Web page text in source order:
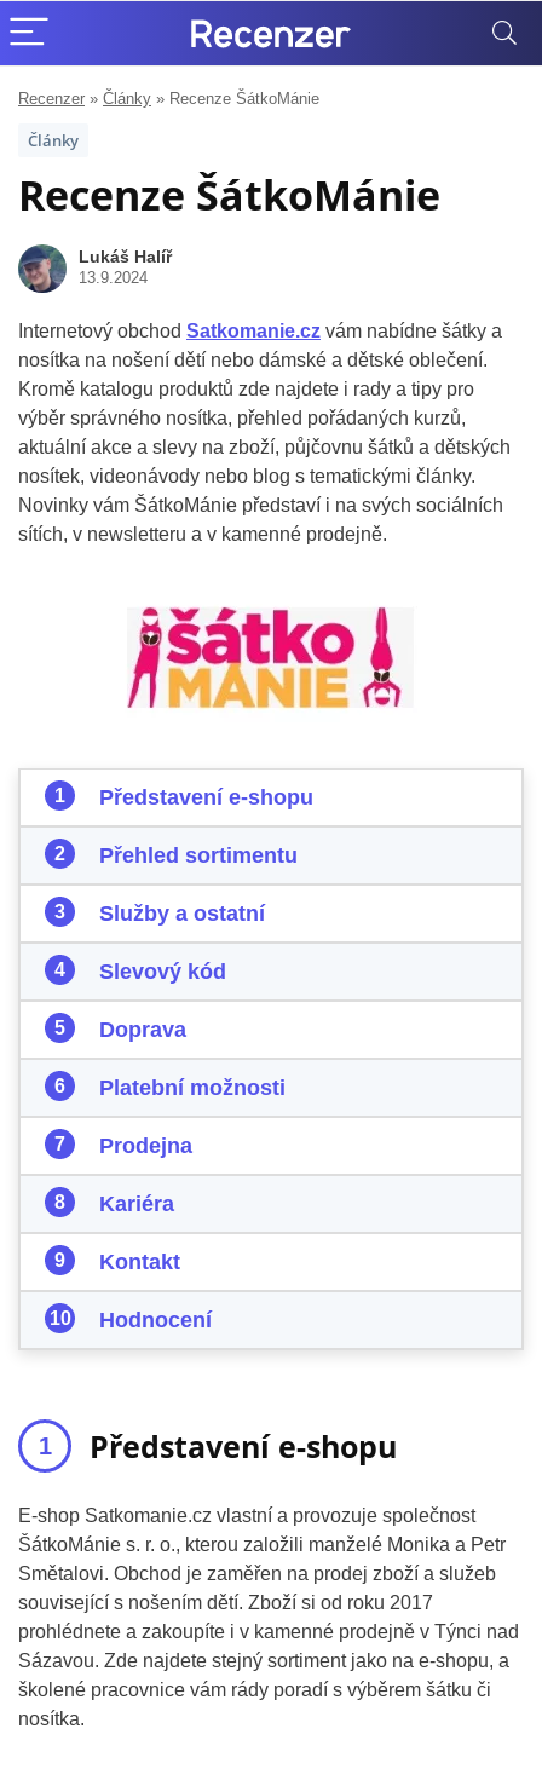
Recenzer » Články » Recenze ŠátkoMánie
Články
Recenze ŠátkoMánie
Lukáš Halíř
13.9.2024
Internetový obchod Satkomanie.cz vám nabídne šátky a
nosítka na nošení dětí nebo dámské a dětské oblečení.
Kromě katalogu produktů zde najdete i rady a tipy pro
výběr správného nosítka, přehled pořádaných kurzů,
aktuální akce a slevy na zboží, půjčovnu šátků a dětských
nosítek, videonávody nebo blog s tematickými články.
Novinky vám ŠátkoMánie představí i na svých sociálních
sítích, v newsletteru a v kamenné prodejně.
Představení e-shopu
Přehled sortimentu
Služby a ostatní
Slevový kód
Doprava
Platební možnosti
Prodejna
Kariéra
Kontakt
Hodnocení
Představení e-shopu
E-shop Satkomanie.cz vlastní a provozuje společnost
ŠátkoMánie s. r. o., kterou založili manželé Monika a Petr
Smětalovi. Obchod je zaměřen na prodej zboží a služeb
související s nošením dětí. Zboží si od roku 2017
prohlédnete a zakoupíte i v kamenné prodejně v Týnci nad
Sázavou. Zde najdete stejný sortiment jako na e-shopu, a
školené pracovnice vám rády poradí s výběrem šátku či
nosítka.